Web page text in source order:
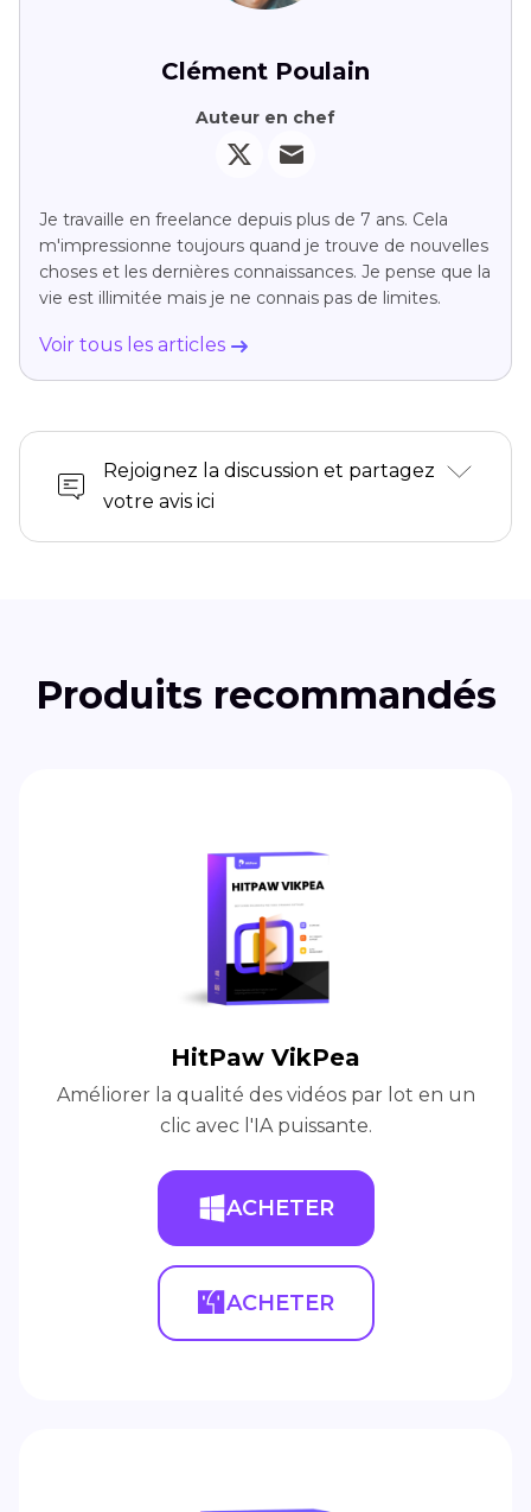
Clément Poulain
Auteur en chef
Je travaille en freelance depuis plus de 7 ans. Cela
m'impressionne toujours quand je trouve de nouvelles
choses et les dernières connaissances. Je pense que la
vie est illimitée mais je ne connais pas de limites.
Voir tous les articles
Rejoignez la discussion et partagez
votre avis ici
Produits recommandés
HitPaw VikPea
Améliorer la qualité des vidéos par lot en un
clic avec l'IA puissante.
ACHETER
ACHETER